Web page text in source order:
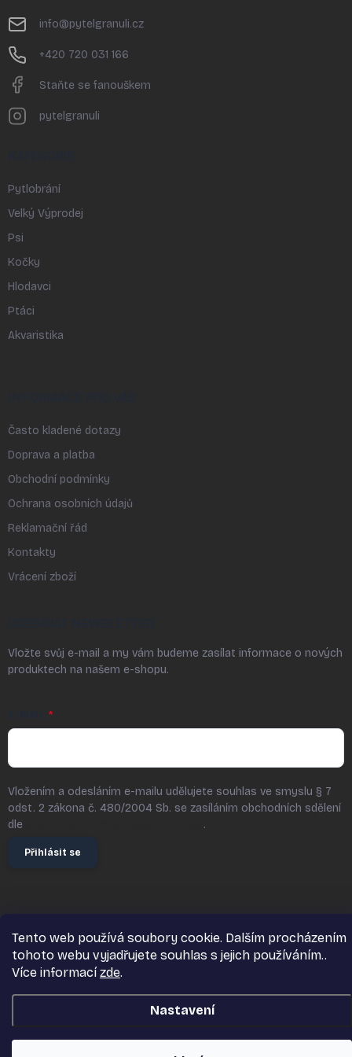
Tento web používá soubory cookie. Dalším procházením
tohoto webu vyjadřujete souhlas s jejich používáním..
Více informacízde.
Nastavení
info@pytelgranuli.cz
+420 720 031 166
Staňte se fanouškem
pytelgranuli
Pytlobrání
Velký Výprodej
Psi
Kočky
Hlodavci
Ptáci
Akvaristika
Často kladené dotazy
Doprava a platba
Obchodní podmínky
Ochrana osobních údajů
Reklamační řád
Kontakty
Vrácení zboží
Vložte svůj e-mail a my vám budeme zasílat informace o nových
produktech na našem e-shopu.
Vložením a odesláním e-mailu udělujete souhlas ve smyslu § 7
odst. 2 zákona č. 480/2004 Sb. se zasíláním obchodních sdělení
dle
.
Přihlásit se
Vytvořil Shoptet Premium